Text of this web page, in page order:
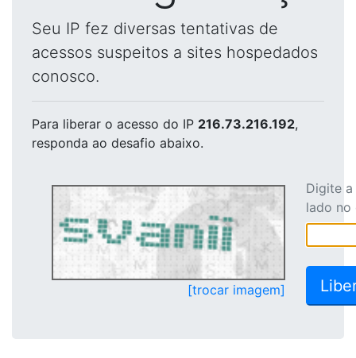
Seu IP fez diversas tentativas de
acessos suspeitos a sites hospedados
conosco.
Para liberar o acesso do IP 216.73.216.192,
responda ao desafio abaixo.
[trocar imagem]
Digite
lado no